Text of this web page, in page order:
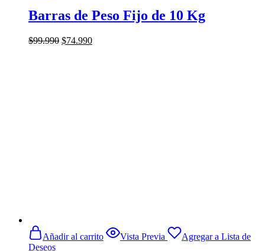
Barras de Peso Fijo de 10 Kg
$99.990 El
$74.990El
Añadir al carrito Vista Previa
Agregar a Lista de
Deseos